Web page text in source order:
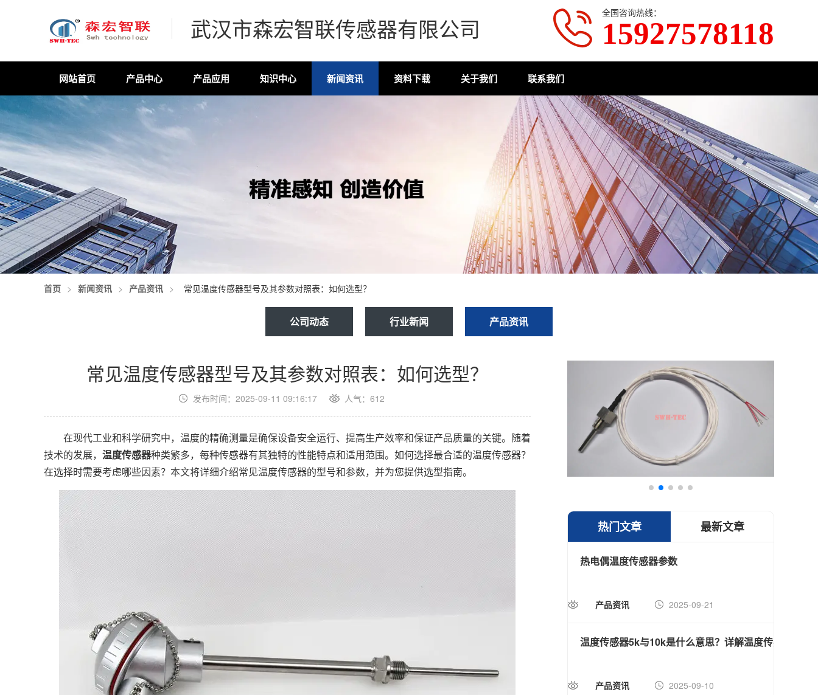
武汉市森宏智联传感器有限公司
全国咨询热线：
15927578118
网站首页 产品中心 产品应用 知识中心 新闻资讯 资料下载 关于我们 联系我们
首页 > 新闻资讯 > 产品资讯 > 常见温度传感器型号及其参数对照表：如何选型？
公司动态 行业新闻 产品资讯
常见温度传感器型号及其参数对照表：如何选型？
发布时间：2025-09-11 09:16:17 人气：612
在现代工业和科学研究中，温度的精确测量是确保设备安全运行、提高生产效率和保证产品质量的关键。随着
技术的发展， 温度传感器种类繁多，每种传感器有其独特的性能特点和适用范围。如何选择最合适的温度传感器？
在选择时需要考虑哪些因素？本文将详细介绍常见温度传感器的型号和参数，并为您提供选型指南。
热门文章 最新文章
热电偶温度传感器参数
产品资讯 2025-09-21
温度传感器5k与10k是什么意思？详解温度传感器的电
产品资讯 2025-09-10